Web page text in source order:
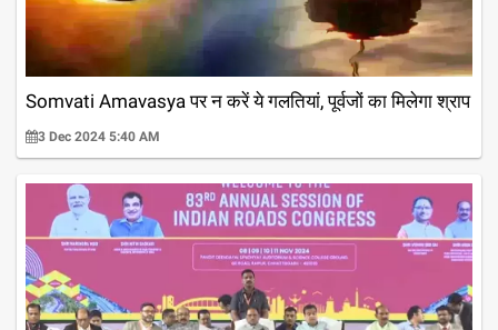
Somvati Amavasya पर न करें ये गलतियां, पूर्वजों का मिलेगा श्राप
3 Dec 2024 5:40 AM